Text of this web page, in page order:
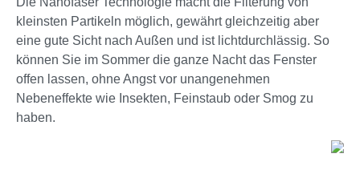
kleinsten Partikeln möglich, gewährt gleichzeitig aber
eine gute Sicht nach Außen und ist lichtdurchlässig. So
können Sie im Sommer die ganze Nacht das Fenster
offen lassen, ohne Angst vor unangenehmen
Nebeneffekte wie Insekten, Feinstaub oder Smog zu
haben.